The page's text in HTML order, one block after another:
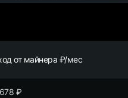
от майнера ₽/мес
₽